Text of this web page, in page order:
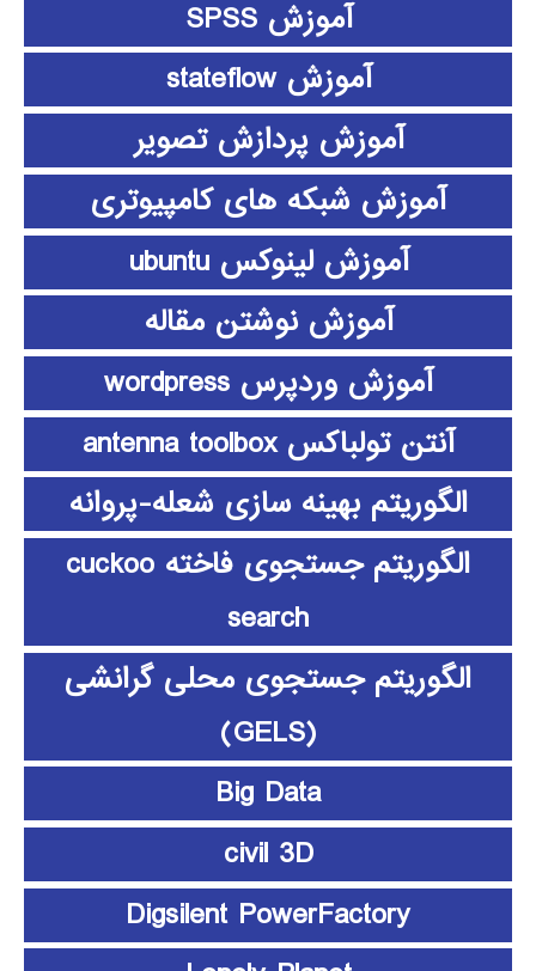
آموزش SPSS
آموزش stateflow
آموزش پردازش تصویر
آموزش شبکه های کامپیوتری
آموزش لینوکس ubuntu
آموزش نوشتن مقاله
آموزش وردپرس wordpress
آنتن تولباکس antenna toolbox
الگوریتم بهینه سازی شعله-پروانه
الگوریتم جستجوی فاخته cuckoo
search
الگوریتم جستجوی محلی گرانشی
(GELS)
Big Data
civil 3D
Digsilent PowerFactory